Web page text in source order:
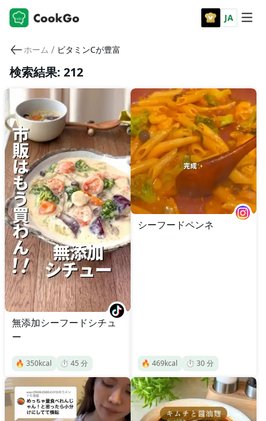
JA
ホーム / ビタミンCが豊富
検索結果: 212
無添加シーフードシチュ
ー
🔥 350kcal ⏱️ 45 分
シーフードペンネ
🔥 469kcal ⏱️ 30分